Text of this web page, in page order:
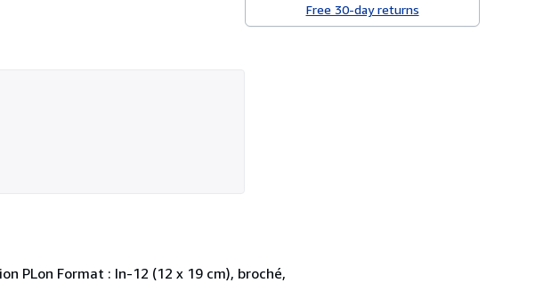
Free 30-day returns
PLon Format : In-12 (12 x 19 cm), broché,